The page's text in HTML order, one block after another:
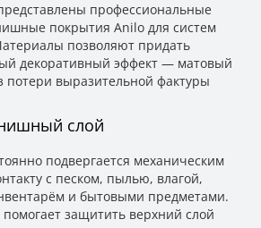
профессиональные
покрытия Anilo для систем
позволяют придать
декоративный эффект — матовый
выразительной фактуры
слой
подвергается механическим
с песком, пылью, влагой,
и бытовыми предметами.
защитить верхний слой